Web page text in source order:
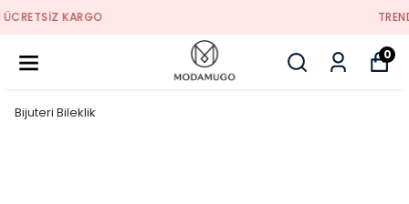
0
Bijuteri Bileklik